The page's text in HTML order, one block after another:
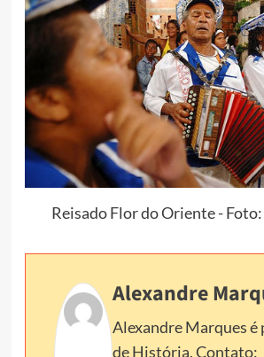
Reisado Flor do Oriente -
Alexandre
Alexandre Marques é
de História. Contato: